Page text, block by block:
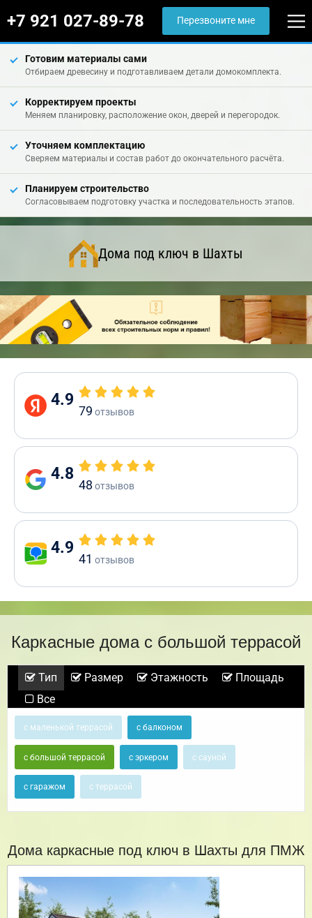
+7 921 027-89-78 Перезвоните мне
Готовим материалы сами
Отбираем древесину и подготавливаем детали домокомплекта.
Корректируем проекты
Меняем планировку, расположение окон, дверей и перегородок.
Уточняем комплектацию
Сверяем материалы и состав работ до окончательного расчёта.
Планируем строительство
Согласовываем подготовку участка и последовательность этапов.
Дома под ключ в Шахты
4.9
79 отзывов
4.8
48 отзывов
4.9
41 отзывов
Каркасные дома с большой террасой
Тип Размер Этажность
Площадь
Все
с маленькой террасой с балконом
с большой террасой с эркером с сауной
с гаражом с террасой
Дома каркасные под ключ в Шахты для ПМЖ